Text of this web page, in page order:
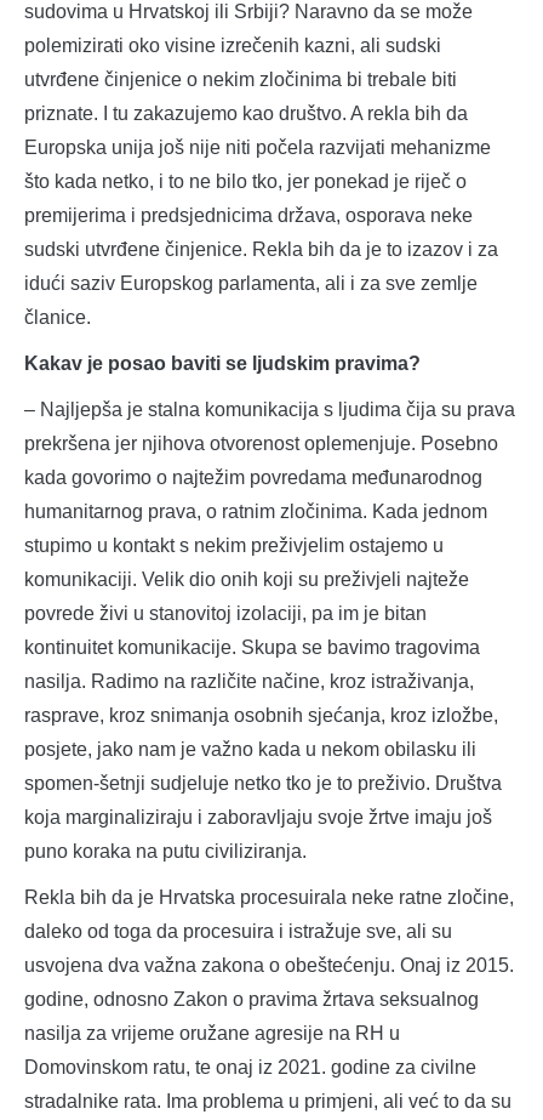
sudovima u Hrvatskoj ili Srbiji? Naravno da se može
polemizirati oko visine izrečenih kazni, ali sudski
utvrđene činjenice o nekim zločinima bi trebale biti
priznate. I tu zakazujemo kao društvo. A rekla bih da
Europska unija još nije niti počela razvijati mehanizme
što kada netko, i to ne bilo tko, jer ponekad je riječ o
premijerima i predsjednicima država, osporava neke
sudski utvrđene činjenice. Rekla bih da je to izazov i za
idući saziv Europskog parlamenta, ali i za sve zemlje
članice.
Kakav je posao baviti se ljudskim pravima?
– Najljepša je stalna komunikacija s ljudima čija su prava
prekršena jer njihova otvorenost oplemenjuje. Posebno
kada govorimo o najtežim povredama međunarodnog
humanitarnog prava, o ratnim zločinima. Kada jednom
stupimo u kontakt s nekim preživjelim ostajemo u
komunikaciji. Velik dio onih koji su preživjeli najteže
povrede živi u stanovitoj izolaciji, pa im je bitan
kontinuitet komunikacije. Skupa se bavimo tragovima
nasilja. Radimo na različite načine, kroz istraživanja,
rasprave, kroz snimanja osobnih sjećanja, kroz izložbe,
posjete, jako nam je važno kada u nekom obilasku ili
spomen-šetnji sudjeluje netko tko je to preživio. Društva
koja marginaliziraju i zaboravljaju svoje žrtve imaju još
puno koraka na putu civiliziranja.
Rekla bih da je Hrvatska procesuirala neke ratne zločine,
daleko od toga da procesuira i istražuje sve, ali su
usvojena dva važna zakona o obeštećenju. Onaj iz 2015.
godine, odnosno Zakon o pravima žrtava seksualnog
nasilja za vrijeme oružane agresije na RH u
Domovinskom ratu, te onaj iz 2021. godine za civilne
stradalnike rata. Ima problema u primjeni, ali već to da su